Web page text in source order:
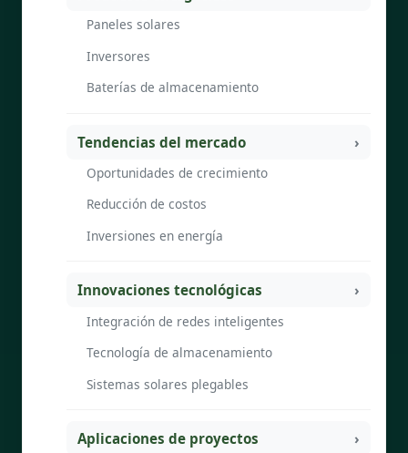
Paneles solares
Inversores
Baterías de almacenamiento
Tendencias del mercado
Oportunidades de crecimiento
Reducción de costos
Inversiones en energía
Innovaciones tecnológicas
Integración de redes inteligentes
Tecnología de almacenamiento
Sistemas solares plegables
Aplicaciones de proyectos